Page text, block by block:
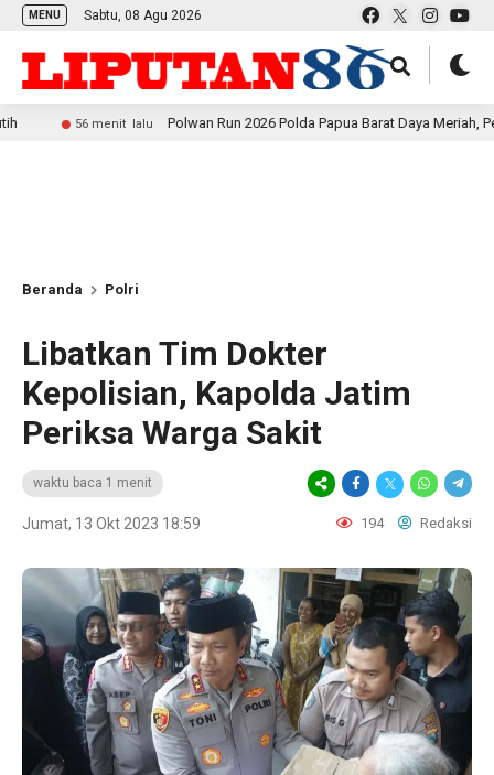
MENU Sabtu, 08 Agu 2026
56 menit lalu Polwan Run 2026 Polda Papua Barat Daya Meriah, Pererat
Beranda Polri
Libatkan Tim Dokter
Kepolisian, Kapolda Jatim
Periksa Warga Sakit
waktu baca 1 menit
Jumat, 13 Okt 2023 18:59 194 Redaksi